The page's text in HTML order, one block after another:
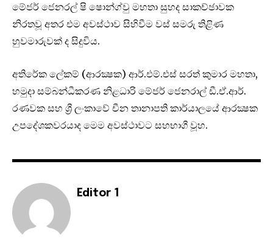
මේජර් ජෙනරල් ෂි ෂොන්ග්වු මහතා සුහද සාකච්ඡාවක
නිරතවූ අතර එම අවස්ථාව සිහිවීම වස් සමරු තිළිණ
හුවමාරුවක් ද සිදුවිය.
අතිරේක ලේකම් (ආරක්‍ෂක) ආර්.එම්.එස් සරත් කුමාර මහතා,
හමුදා සම්බන්ධීකරණ නිළධාරි මේජර් ජෙනරාල් ඩී.ඒ.ආර්.
රණවක සහ ශ්‍රී ලංකාවේ චීන තානාපති කාර්යාලයේ ආරක්‍ෂක
උපදේශකවරයාද මෙම අවස්ථාවට සහභාගී වූහ.
Editor 1